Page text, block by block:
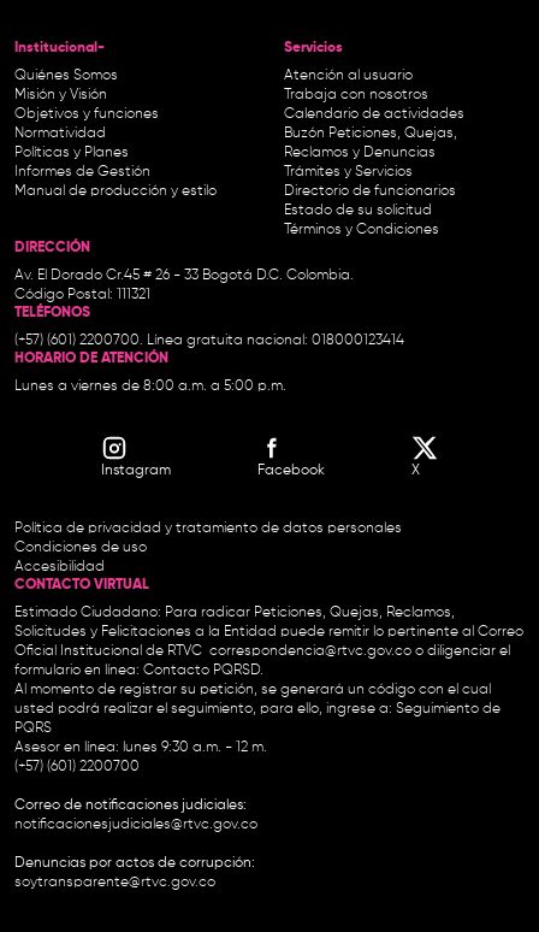
Institucional-
Quiénes Somos
Misión y Visión
Objetivos y funciones
Normatividad
Políticas y Planes
Informes de Gestión
Manual de producción y estilo
Servicios
Atención al usuario
Trabaja con nosotros
Calendario de actividades
Buzón Peticiones, Quejas,
Reclamos y Denuncias
Trámites y Servicios
Directorio de funcionarios
Estado de su solicitud
Términos y Condiciones
DIRECCIÓN
Av. El Dorado Cr.45 # 26 - 33 Bogotá D.C. Colombia.
Código Postal: 111321
TELÉFONOS
(+57) (601) 2200700. Línea gratuita nacional: 018000123414
HORARIO DE ATENCIÓN
Lunes a viernes de 8:00 a.m. a 5:00 p.m.
Instagram Facebook X
Política de privacidad y tratamiento de datos personales
Condiciones de uso
Accesibilidad
CONTACTO VIRTUAL
Estimado Ciudadano: Para radicar Peticiones, Quejas, Reclamos,
Solicitudes y Felicitaciones a la Entidad puede remitir lo pertinente al Correo
Oficial Institucional de RTVC correspondencia@rtvc.gov.co o diligenciar el
formulario en línea: Contacto PQRSD.
Al momento de registrar su petición, se generará un código con el cual
usted podrá realizar el seguimiento, para ello, ingrese a: Seguimiento de
PQRS
Asesor en línea: lunes 9:30 a.m. - 12 m.
(+57) (601) 2200700
Correo de notificaciones judiciales:
notificacionesjudiciales@rtvc.gov.co
Denuncias por actos de corrupción:
soytransparente@rtvc.gov.co